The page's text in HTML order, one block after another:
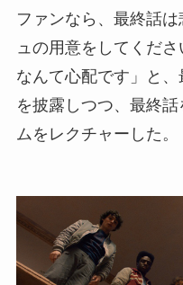
ファンなら、最終話
ュの用意をしてくだ
なんて心配です」と
を披露しつつ、最終
ムをレクチャーした。